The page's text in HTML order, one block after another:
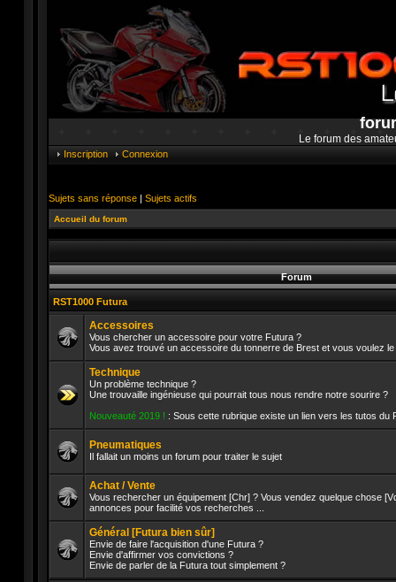
Le forum des
Inscription Connexion
Sujets sans réponse | Sujets actifs
Accueil du forum
Forum
RST1000 Futura
Aucun
message
non
Accessoires
Vous chercher un accessoire pour votre Futura ?
Vous avez trouvé un accessoire du tonnerre de Brest et vous voulez
Aucun
message
non
Technique
Un problème technique ?
Une trouvaille ingénieuse qui pourrait tous nous rendre notre sourire ?
Nouveauté 2019 ! : Sous cette rubrique existe un lien vers les tutos du
message
non
Pneumatiques
Il fallait un moins un forum pour traiter le sujet
Aucun
message
non
Achat / Vente
Vous rechercher un équipement [Chr] ? Vous vendez quelque chose
annonces pour facilité vos recherches ...
Aucun
message
Général [Futura bien sûr]
Envie de faire l'acquisition d'une Futura ?
Envie d'affirmer vos convictions ?
Envie de parler de la Futura tout simplement ?